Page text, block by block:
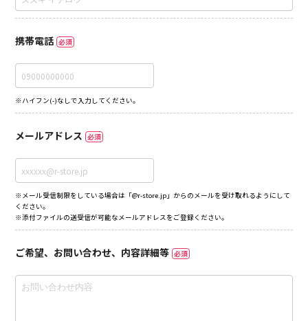
携帯電話 必須
※ハイフン(-)なしで入力してください。
メールアドレス 必須
※メール受信制限をしている場合は「@r-store.jp」からのメールを受け取れるようにして
ください。
※添付ファイルの送受信が可能なメールアドレスをご登録ください。
ご希望、お問い合わせ、内容詳細等 必須